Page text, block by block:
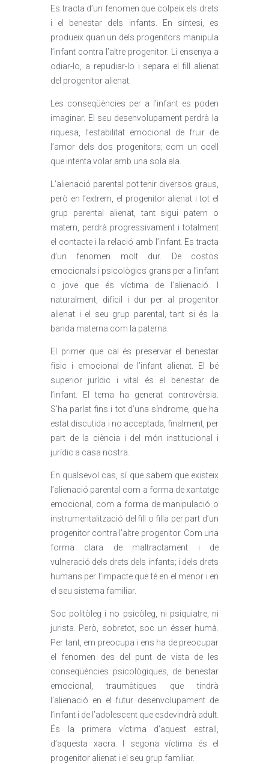
Es tracta d’un fenomen que colpeix els drets
i el benestar dels infants. En síntesi, es
produeix quan un dels progenitors manipula
l’infant contra l’altre progenitor. Li ensenya a
odiar-lo, a repudiar-lo i separa el fill alienat
del progenitor alienat.
Les conseqüències per a l’infant es poden
imaginar. El seu desenvolupament perdrà la
riquesa, l’estabilitat emocional de fruir de
l’amor dels dos progenitors; com un ocell
que intenta volar amb una sola ala.
L’alienació parental pot tenir diversos graus,
però en l’extrem, el progenitor alienat i tot el
grup parental alienat, tant sigui patern o
matern, perdrà progressivament i totalment
el contacte i la relació amb l’infant. Es tracta
d’un fenomen molt dur. De costos
emocionals i psicològics grans per a l’infant
o jove que és víctima de l’alienació. I
naturalment, difícil i dur per al progenitor
alienat i el seu grup parental, tant si és la
banda materna com la paterna.
El primer que cal és preservar el benestar
físic i emocional de l’infant alienat. El bé
superior jurídic i vital és el benestar de
l’infant. El tema ha generat controvèrsia.
S’ha parlat fins i tot d’una síndrome, que ha
estat discutida i no acceptada, finalment, per
part de la ciència i del món institucional i
jurídic a casa nostra.
En qualsevol cas, sí que sabem que existeix
l’alienació parental com a forma de xantatge
emocional, com a forma de manipulació o
instrumentalització del fill o filla per part d’un
progenitor contra l’altre progenitor. Com una
forma clara de maltractament i de
vulneració dels drets dels infants; i dels drets
humans per l’impacte que té en el menor i en
el seu sistema familiar.
Soc politòleg i no psicòleg, ni psiquiatre, ni
jurista. Però, sobretot, soc un ésser humà.
Per tant, em preocupa i ens ha de preocupar
el fenomen des del punt de vista de les
conseqüències psicològiques, de benestar
emocional, traumàtiques que tindrà
l’alienació en el futur desenvolupament de
l’infant i de l’adolescent que esdevindrà adult.
És la primera víctima d’aquest estrall,
d’aquesta xacra. I segona víctima és el
progenitor alienat i el seu grup familiar.